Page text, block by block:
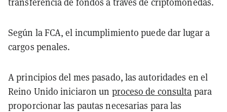
Según la FCA, el incumplimiento puede dar lugar a
cargos penales.
A principios del mes pasado, las autoridades en el
Reino Unido iniciaron un proceso de consulta para
proporcionar las pautas necesarias para las